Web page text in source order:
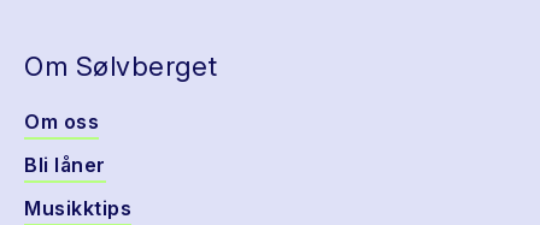
Om Sølvberget
Om oss
Bli låner
Musikktips